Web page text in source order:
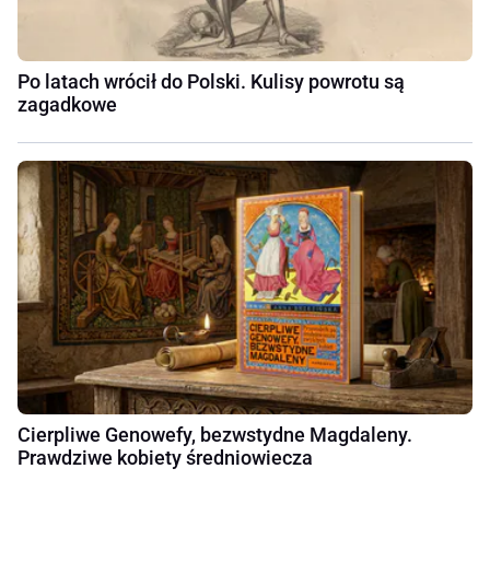
Po latach wrócił do Polski. Kulisy powrotu są
zagadkowe
Cierpliwe Genowefy, bezwstydne Magdaleny.
Prawdziwe kobiety średniowiecza